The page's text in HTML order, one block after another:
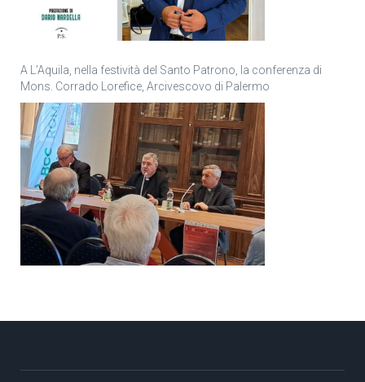
A L’Aquila, nella festività del Santo Patrono, la conferenza di
Mons. Corrado Lorefice, Arcivescovo di Palermo